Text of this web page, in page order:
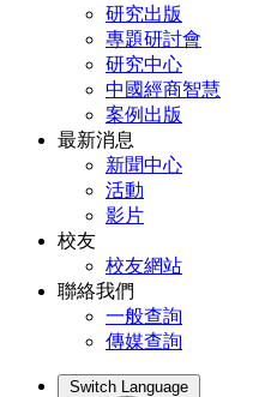
研究出版
專題研討會
研究中心
中國經商智慧
案例出版
最新消息
新聞中心
活動
影片
校友
校友網站
聯絡我們
一般查詢
傳媒查詢
Switch Language